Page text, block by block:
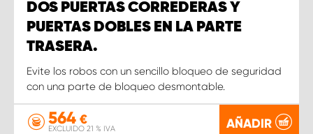
DOS PUERTAS CORREDERAS Y
PUERTAS DOBLES EN LA PARTE
TRASERA.
Evite los robos con un sencillo bloqueo de seguridad
con una parte de bloqueo desmontable.
564 €
EXCLUIDO 21 % IVA AÑADIR